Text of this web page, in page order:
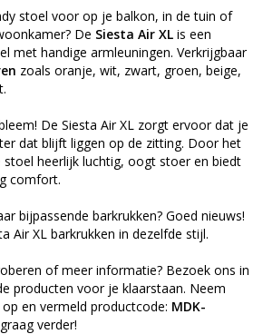
stoel voor op je balkon, in de tuin of
De Siesta Air XL is een
met handige armleuningen. Verkrijgbaar
zoals oranje, wit, zwart, groen, beige,
De Siesta Air XL zorgt ervoor dat je
dat blijft liggen op de zitting. Door het
heerlijk luchtig, oogt stoer en biedt
comfort.
bijpassende barkrukken? Goed nieuws!
Air XL barkrukken in dezelfde stijl.
of meer informatie? Bezoek ons in
producten voor je klaarstaan. Neem
en vermeld productcode: MDK-
verder!